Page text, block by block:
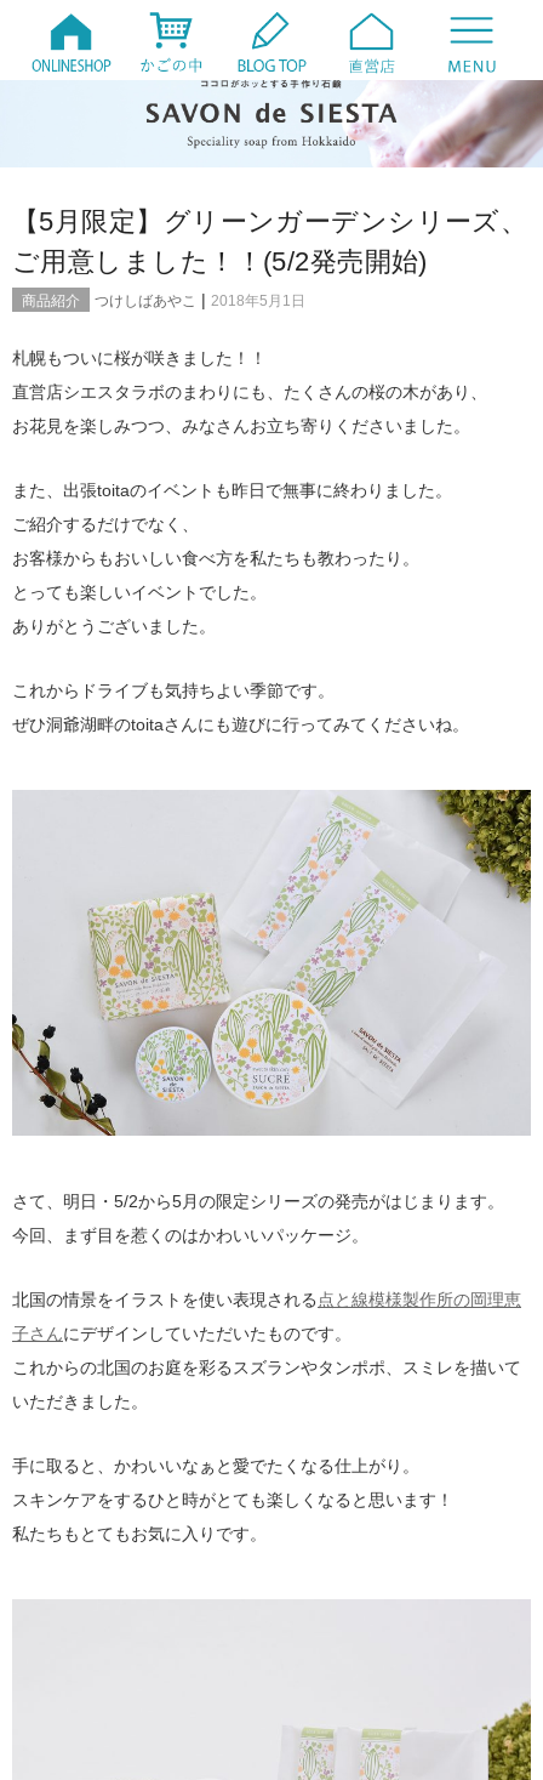
【5月限定】グリーンガーデンシリーズ、
ご用意しました！！(5/2発売開始)
商品紹介 つけしばあやこ | 2018年5月1日
札幌もついに桜が咲きました！！
直営店シエスタラボのまわりにも、たくさんの桜の木があり、
お花見を楽しみつつ、みなさんお立ち寄りくださいました。
また、出張toitaのイベントも昨日で無事に終わりました。
ご紹介するだけでなく、
お客様からもおいしい食べ方を私たちも教わったり。
とっても楽しいイベントでした。
ありがとうございました。
これからドライブも気持ちよい季節です。
ぜひ洞爺湖畔のtoitaさんにも遊びに行ってみてくださいね。
さて、明日・5/2から5月の限定シリーズの発売がはじまります。
今回、まず目を惹くのはかわいいパッケージ。
北国の情景をイラストを使い表現される 点と線模様製作所の岡理恵
子さんにデザインしていただいたものです。
これからの北国のお庭を彩るスズランやタンポポ、スミレを描いて
いただきました。
手に取ると、かわいいなぁと愛でたくなる仕上がり。
スキンケアをするひと時がとても楽しくなると思います！
私たちもとてもお気に入りです。